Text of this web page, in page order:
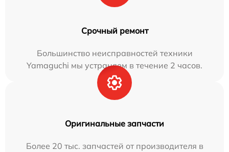
Срочный ремонт
Большинство неисправностей техники
Yamaguchi мы устраняем в течение 2 часов.
Оригинальные запчасти
Более 20 тыс. запчастей от производителя в